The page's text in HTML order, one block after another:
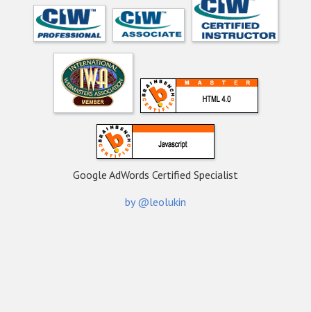
Google AdWords Certified Specialist
by @leolukin